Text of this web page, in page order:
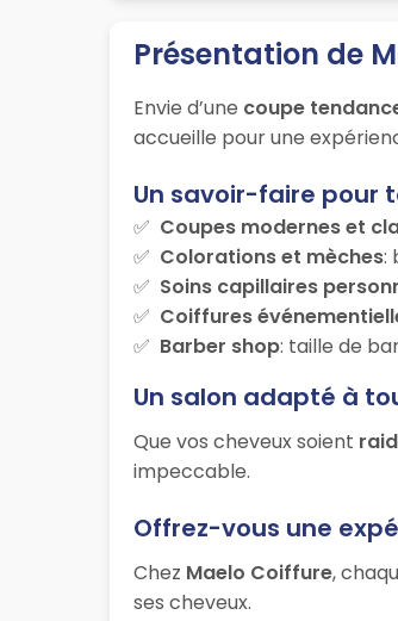
Présentation de
Envie d’une coupe
accueille pour une
Un savoir-faire pour
Coupes modernes et
Colorations et mèches:
Soins capillaires
Coiffures
Barber shop: taille de
Un salon adapté à
Que vos cheveux soient
impeccable.
Offrez-vous une
Chez Maelo Coiffure,
ses cheveux.